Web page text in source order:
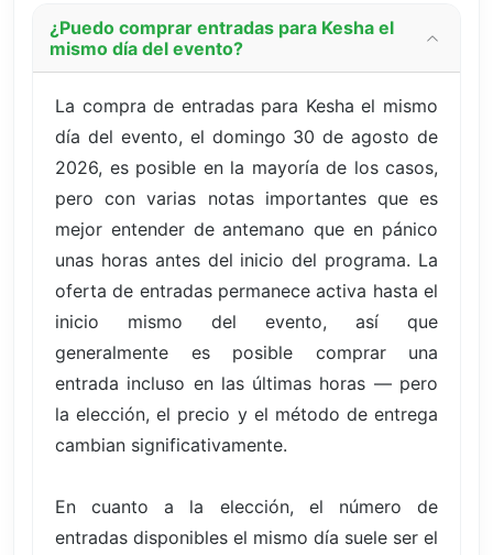
¿Puedo comprar entradas para Kesha el
mismo día del evento?
La compra de entradas para Kesha el mismo
día del evento, el domingo 30 de agosto de
2026, es posible en la mayoría de los casos,
pero con varias notas importantes que es
mejor entender de antemano que en pánico
unas horas antes del inicio del programa. La
oferta de entradas permanece activa hasta el
inicio mismo del evento, así que
generalmente es posible comprar una
entrada incluso en las últimas horas — pero
la elección, el precio y el método de entrega
cambian significativamente.
En cuanto a la elección, el número de
entradas disponibles el mismo día suele ser el